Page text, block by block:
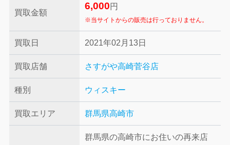
買取金額
6,000 円
※当サイトからの販売は行っておりません。
買取日 2021年02月13日
買取店舗 さすがや高崎菅谷店
種別 ウィスキー
買取エリア 群馬県高崎市
群馬県の高崎市にお住いの再来店